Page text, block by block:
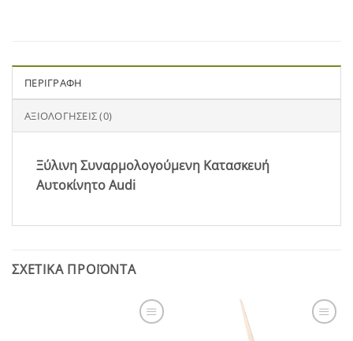
ΠΕΡΙΓΡΑΦΉ
ΑΞΙΟΛΟΓΉΣΕΙΣ (0)
Ξύλινη Συναρμολογούμενη Κατασκευή
Αυτοκίνητο Audi
ΣΧΕΤΙΚΆ ΠΡΟΪΌΝΤΑ